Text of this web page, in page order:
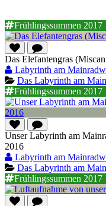
Frühlingssummen 2017
Das Elefantengras
Labyrinth am
Das Labyrinth am
Frühlingssummen 2017
Unser Labyrinth am
2016
Labyrinth am
Das Labyrinth am
Frühlingssummen 2017